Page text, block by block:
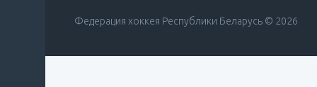
Федерация хоккея Республики Беларусь © 2026